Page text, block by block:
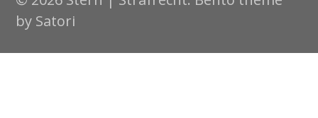
by Satori